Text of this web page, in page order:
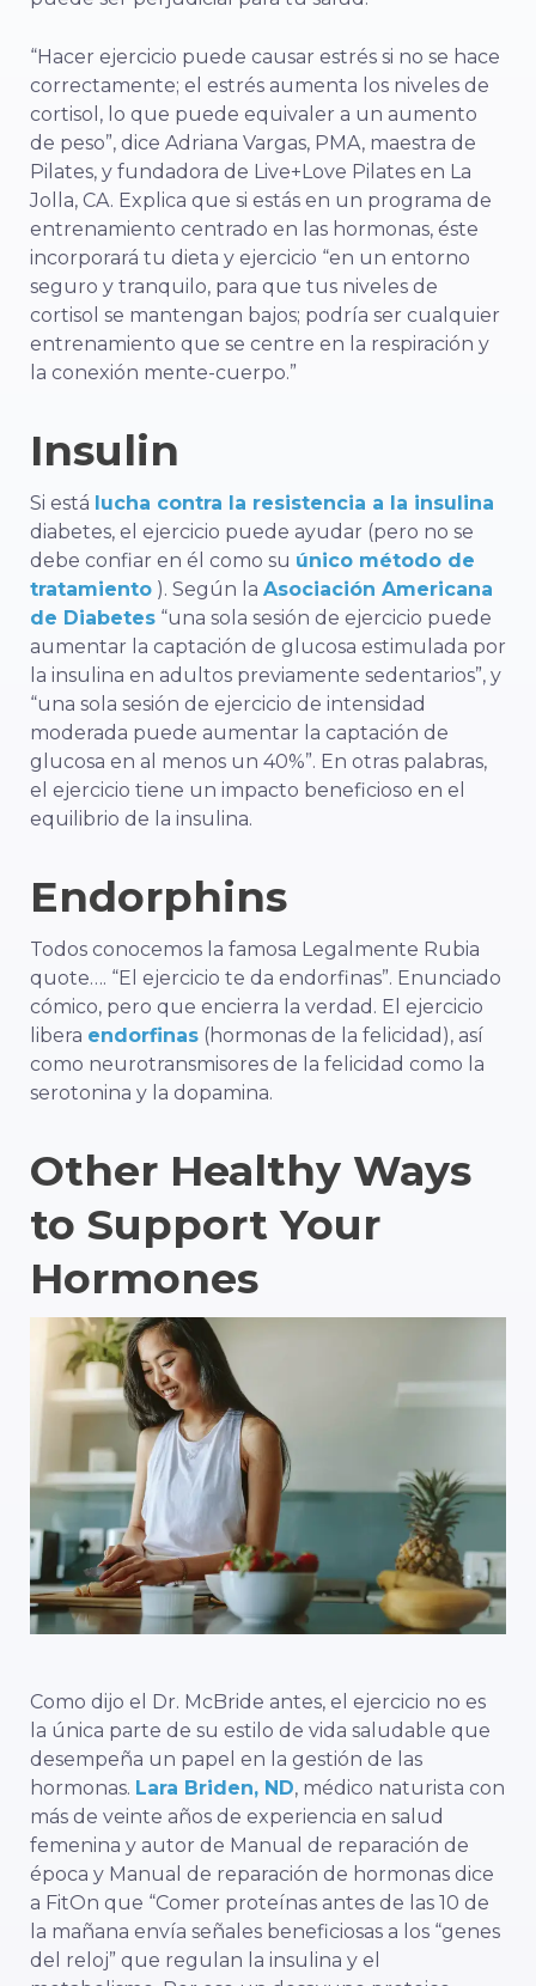
“Hacer ejercicio puede causar estrés si no se hace
correctamente; el estrés aumenta los niveles de
cortisol, lo que puede equivaler a un aumento
de peso”, dice Adriana Vargas, PMA, maestra de
Pilates, y fundadora de Live+Love Pilates en La
Jolla, CA. Explica que si estás en un programa de
entrenamiento centrado en las hormonas, éste
incorporará tu dieta y ejercicio “en un entorno
seguro y tranquilo, para que tus niveles de
cortisol se mantengan bajos; podría ser cualquier
entrenamiento que se centre en la respiración y
la conexión mente-cuerpo.”
Insulin
Si está lucha contra la resistencia a la insulina
diabetes, el ejercicio puede ayudar (pero no se
debe confiar en él como su único método de
tratamiento ). Según la Asociación Americana
de Diabetes “una sola sesión de ejercicio puede
aumentar la captación de glucosa estimulada por
la insulina en adultos previamente sedentarios”, y
“una sola sesión de ejercicio de intensidad
moderada puede aumentar la captación de
glucosa en al menos un 40%”. En otras palabras,
el ejercicio tiene un impacto beneficioso en el
equilibrio de la insulina.
Endorphins
Todos conocemos la famosa Legalmente Rubia
quote…. “El ejercicio te da endorfinas”. Enunciado
cómico, pero que encierra la verdad. El ejercicio
libera endorfinas (hormonas de la felicidad), así
como neurotransmisores de la felicidad como la
serotonina y la dopamina.
Other Healthy Ways
to Support Your
Hormones
Como dijo el Dr. McBride antes, el ejercicio no es
la única parte de su estilo de vida saludable que
desempeña un papel en la gestión de las
hormonas. Lara Briden, ND, médico naturista con
más de veinte años de experiencia en salud
femenina y autor de Manual de reparación de
época y Manual de reparación de hormonas dice
a FitOn que “Comer proteínas antes de las 10 de
la mañana envía señales beneficiosas a los “genes
del reloj” que regulan la insulina y el